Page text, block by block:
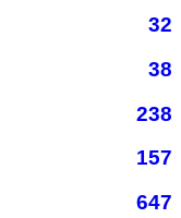
32
38
238
157
647